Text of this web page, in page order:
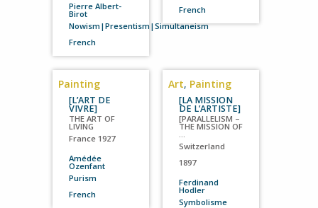
Pierre Albert-
Birot
Nowism|Presentism|Simultaneism
French
French
Painting
[L’ART DE
VIVRE]
THE ART OF
LIVING
France1927
Amédée
Ozenfant
Purism
French
Art, Painting
[LA MISSION
DE L’ARTISTE]
[PARALLELISM –
THE MISSION OF
Switzerland
1897
Ferdinand
Hodler
Symbolisme